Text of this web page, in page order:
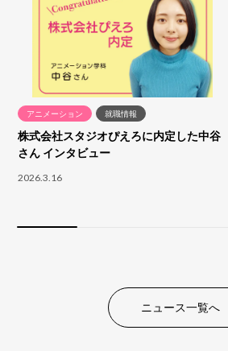
アニメーション 就職情報
株式会社スタジオぴえろに内定した中谷
さん インタビュー
2026.3.16
ニュース一覧へ